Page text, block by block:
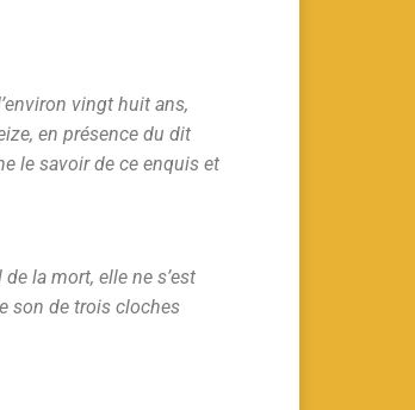
vingt huit ans,
en présence du dit
le savoir de ce enquis et
la mort, elle ne s’est
son de trois cloches